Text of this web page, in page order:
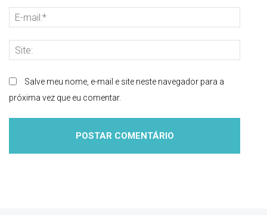
Salve meu nome, e-mail e site neste navegador para a
próxima vez que eu comentar.